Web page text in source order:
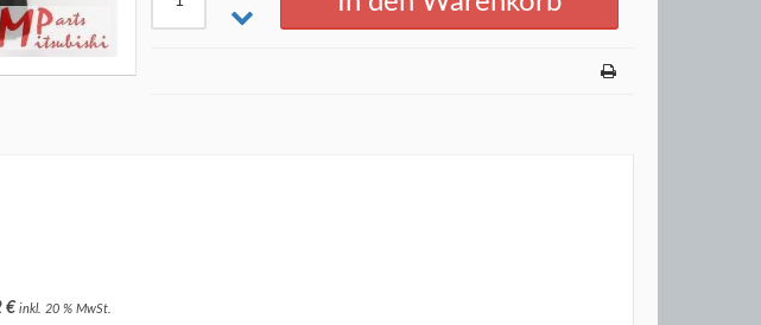
€inkl. 20 % MwSt.